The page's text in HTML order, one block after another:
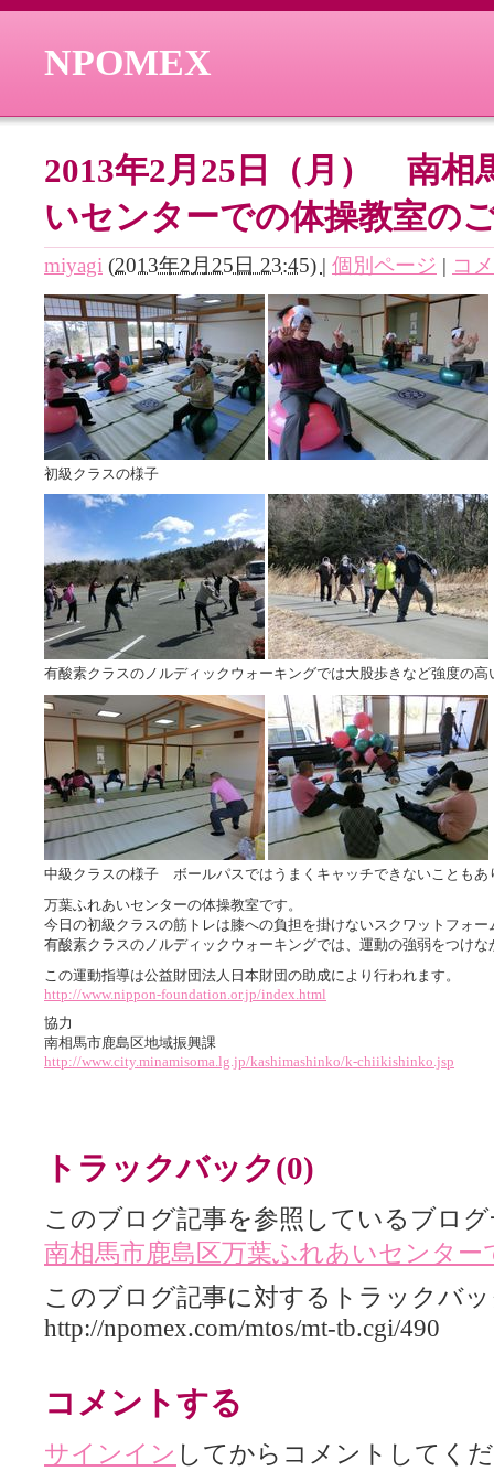
NPOMEX
2013年2月25日（月） 南相
いセンターでの体操教室の
miyagi (2013年2月25日 23:45) | 個別ページ | コ
初級クラスの様子
有酸素クラスのノルディックウォーキングでは大股歩きなど強度の高
中級クラスの様子 ボールパスではうまくキャッチできないこともあ
万葉ふれあいセンターの体操教室です。
今日の初級クラスの筋トレは膝への負担を掛けないスクワットフォ
有酸素クラスのノルディックウォーキングでは、運動の強弱をつけな
この運動指導は公益財団法人日本財団の助成により行われます。
http://www.nippon-foundation.or.jp/index.html
協力
南相馬市鹿島区地域振興課
http://www.city.minamisoma.lg.jp/kashimashinko/k-chiikishinko.jsp
トラックバック(0)
このブログ記事を参照しているブロ
南相馬市鹿島区万葉ふれあいセンター
このブログ記事に対するトラックバ
http://npomex.com/mtos/mt-tb.cgi/490
コメントする
サインイン してからコメントしてく